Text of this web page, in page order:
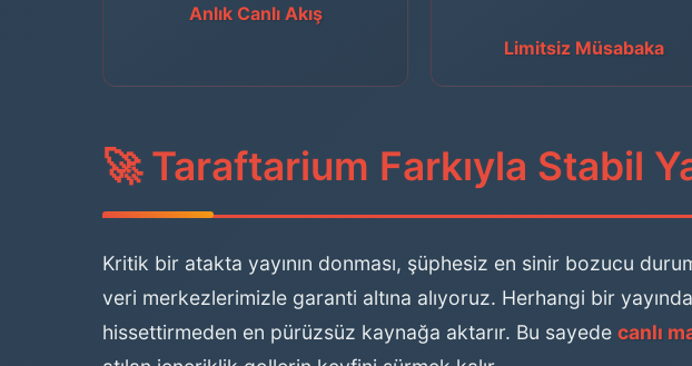
Anlık Canlı Akış
Limitsiz Müsabaka
🚀 Taraftarium Farkıyla Stabil
Kritik bir atakta yayının donması, şüphesiz en sinir bozucu
veri merkezlerimizle garanti altına alıyoruz. Herhangi bir
hissettirmeden en pürüzsüz kaynağa aktarır. Bu sayede canlı